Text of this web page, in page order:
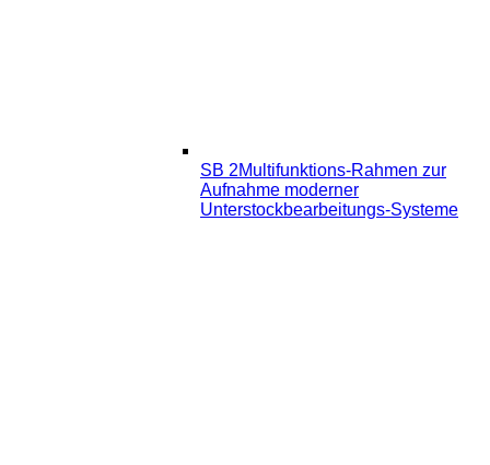
SB 2Multifunktions-Rahmen zur
Aufnahme moderner
Unterstockbearbeitungs-Systeme